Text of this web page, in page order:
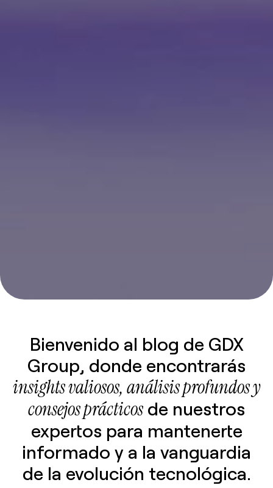
Bienvenido al blog de GDX
Group, donde encontrarás
insights valiosos, análisis profundos y
consejos prácticos de nuestros
expertos para mantenerte
informado y a la vanguardia
de la evolución tecnológica.